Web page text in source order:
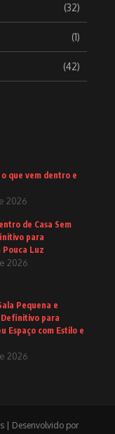
(32)
(1)
(42)
que vem dentro e
2026
de Casa Sem
para
Pouca Luz
2026
Pequena e
para
Espaço com Estilo e
2026
| Desenvolvido por